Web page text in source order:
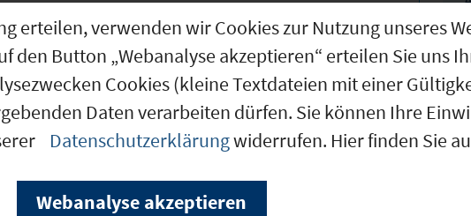
310
erteilen, verwenden wir Cookies zur Nutzung unseres
den Button „Webanalyse akzeptieren“ erteilen Sie uns
Cookies (kleine Textdateien mit einer
Daten verarbeiten dürfen. Sie können Ihre
Datenschutzerklärungwiderrufen. Hier finden Sie
Webanalyse akzeptieren